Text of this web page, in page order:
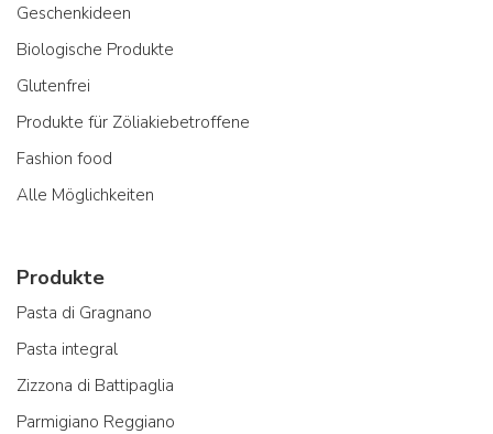
Geschenkideen
Biologische Produkte
Glutenfrei
Produkte für Zöliakiebetroffene
Fashion food
Alle Möglichkeiten
Produkte
Pasta di Gragnano
Pasta integral
Zizzona di Battipaglia
Parmigiano Reggiano